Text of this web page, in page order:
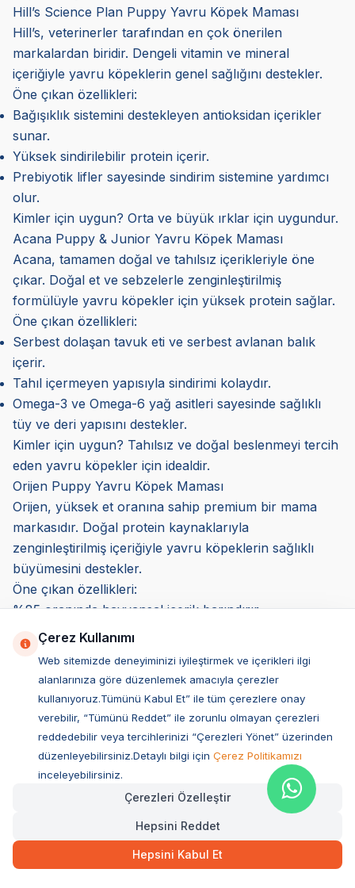
Hill’s Science Plan Puppy Yavru Köpek Maması
Hill’s, veterinerler tarafından en çok önerilen
markalardan biridir. Dengeli vitamin ve mineral
içeriğiyle yavru köpeklerin genel sağlığını destekler.
Öne çıkan özellikleri:
Bağışıklık sistemini destekleyen antioksidan içerikler
sunar.
Yüksek sindirilebilir protein içerir.
Prebiyotik lifler sayesinde sindirim sistemine yardımcı
olur.
Kimler için uygun? Orta ve büyük ırklar için uygundur.
Acana Puppy & Junior Yavru Köpek Maması
Acana, tamamen doğal ve tahılsız içerikleriyle öne
çıkar. Doğal et ve sebzelerle zenginleştirilmiş
formülüyle yavru köpekler için yüksek protein sağlar.
Öne çıkan özellikleri:
Serbest dolaşan tavuk eti ve serbest avlanan balık
içerir.
Tahıl içermeyen yapısıyla sindirimi kolaydır.
Omega-3 ve Omega-6 yağ asitleri sayesinde sağlıklı
tüy ve deri yapısını destekler.
Kimler için uygun? Tahılsız ve doğal beslenmeyi tercih
eden yavru köpekler için idealdir.
Orijen Puppy Yavru Köpek Maması
Orijen, yüksek et oranına sahip premium bir mama
markasıdır. Doğal protein kaynaklarıyla
zenginleştirilmiş içeriğiyle yavru köpeklerin sağlıklı
büyümesini destekler.
Öne çıkan özellikleri:
%85 oranında hayvansal içerik barındırır.
Glukozamin ve kondroitin içererek eklem sağlığını
destekler.
Tahıl içermeyen yapısıyla hassas sindirime sahip yavru
köpekler için uygundur.
Kimler için uygun? Yüksek protein ihtiyacı olan büyük
ırk yavru köpekler için önerilir.
Yavru Köpek Maması Kullanmanın Avantajları
Yavru köpeklerin gelişim sürecinde doğru beslenme
büyük önem taşır. Yavru köpek maması kullanmanın
avantajları, yavru köpeklerin ihtiyaç duyduğu protein,
vitamin, mineral ve sağlıklı yağları dengeli bir şekilde
sunmasıdır. Özel olarak formüle edilen bu mamalar,
Çerez Kullanımı
Web sitemizde deneyiminizi iyileştirmek ve içerikleri ilgi
alanlarınıza göre düzenlemek amacıyla çerezler
kullanıyoruz.Tümünü Kabul Et” ile tüm çerezlere onay
verebilir, “Tümünü Reddet” ile zorunlu olmayan çerezleri
reddedebilir veya tercihlerinizi “Çerezleri Yönet” üzerinden
düzenleyebilirsiniz.Detaylı bilgi için Çerez Politikamızı
inceleyebilirsiniz.
Çerezleri Özelleştir
Hepsini Reddet
Hepsini Kabul Et